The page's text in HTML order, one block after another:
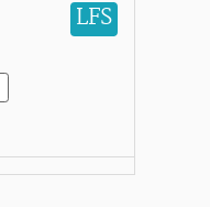
LFS